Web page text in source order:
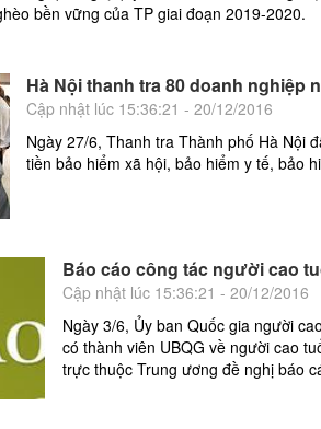
bền vững của TP giai đoạn 2019-2020.
Hà Nội thanh tra 80 doanh nghiệp
Cập nhật lúc 15:36:21 - 20/12/2016
Ngày 27/6, Thanh tra Thành phố Hà Nội
tiền bảo hiểm xã hội, bảo hiểm y tế, bảo
Báo cáo công tác người cao
Cập nhật lúc 15:36:21 - 20/12/2016
Ngày 3/6, Ủy ban Quốc gia người
có thành viên UBQG về người cao
trực thuộc Trung ương đề nghị báo